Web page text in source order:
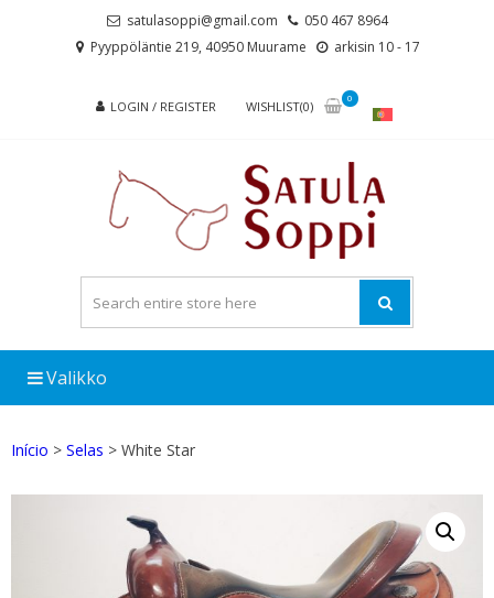
satulasoppi@gmail.com
050 467 8964
Pyyppöläntie 219, 40950 Muurame
arkisin 10 - 17
LOGIN / REGISTER WISHLIST(0)
0
Valikko
Início > Selas > White Star